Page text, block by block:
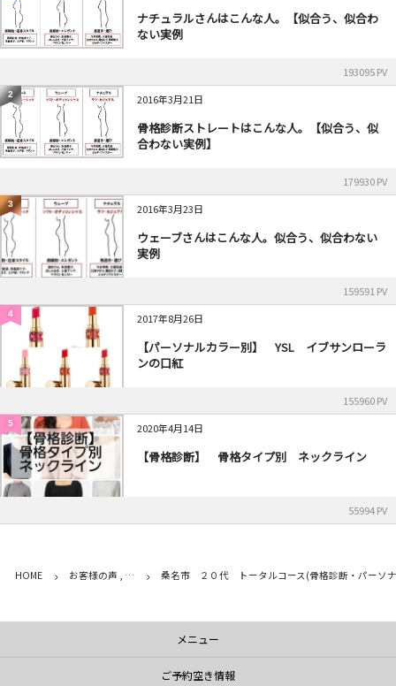
ナチュラルさんはこんな人。【似合う、似合わ
ない実例
193095 PV
2 2016年3月21日
骨格診断ストレートはこんな人。【似合う、似
合わない実例】
179930 PV
3 2016年3月23日
ウェーブさんはこんな人。似合う、似合わない
実例
159591 PV
4 2017年8月26日
【パーソナルカラー別】 YSL イブサンローラ
ンの口紅
155960 PV
5 2020年4月14日
【骨格診断】 骨格タイプ別 ネックライン
55994 PV
HOME お客様の声 , … 桑名市 ２０代 トータルコース(骨格診断・パーソ
メニュー
ご予約空き情報